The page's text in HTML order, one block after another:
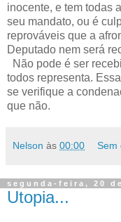
inocente, e tem todas
seu mandato, ou é
reprováveis que a
Deputado nem será
Não pode é ser
todos representa.
se verifique a
que não.
Nelson às 00:00 Sem
segunda-feira, 20
Utopia...